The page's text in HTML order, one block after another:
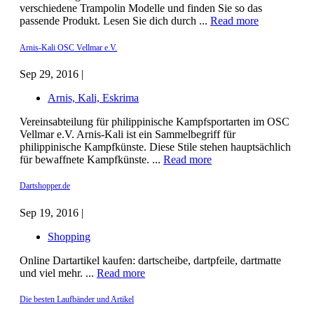
verschiedene Trampolin Modelle und finden Sie so das
passende Produkt. Lesen Sie dich durch ... Read more
Arnis-Kali OSC Vellmar e.V.
Sep 29, 2016 |
Arnis, Kali, Eskrima
Vereinsabteilung für philippinische Kampfsportarten im OSC
Vellmar e.V. Arnis-Kali ist ein Sammelbegriff für
philippinische Kampfkünste. Diese Stile stehen hauptsächlich
für bewaffnete Kampfkünste. ... Read more
Dartshopper.de
Sep 19, 2016 |
Shopping
Online Dartartikel kaufen: dartscheibe, dartpfeile, dartmatte
und viel mehr. ... Read more
Die besten Laufbänder und Artikel